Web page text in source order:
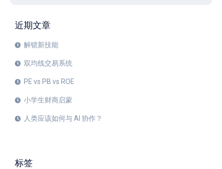
近期文章
解锁新技能
双均线交易系统
PE vs PB vs ROE
小学生财商启蒙
人类应该如何与 AI 协作？
标签